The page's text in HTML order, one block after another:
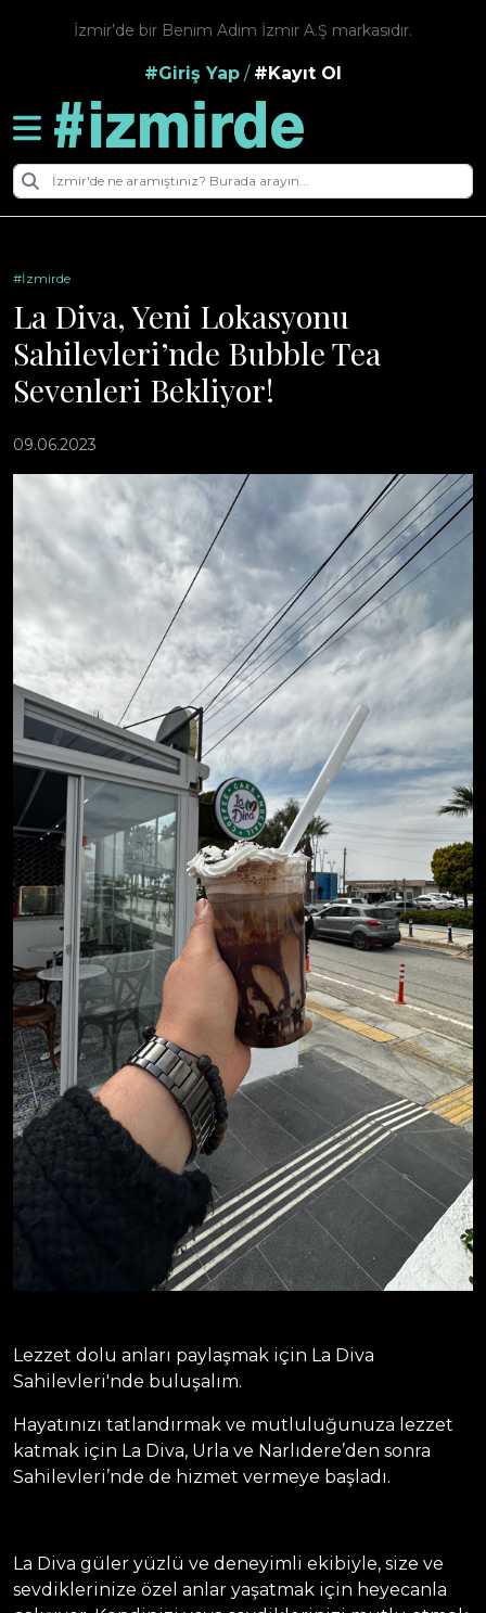
İzmir’de bir Benim Adım İzmir A.Ş markasıdır.
#Giriş Yap / #Kayıt Ol
#İzmirde
La Diva, Yeni Lokasyonu
Sahilevleri’nde Bubble Tea
Sevenleri Bekliyor!
09.06.2023
Lezzet dolu anları paylaşmak için La Diva
Sahilevleri'nde buluşalım.
Hayatınızı tatlandırmak ve mutluluğunuza lezzet
katmak için La Diva, Urla ve Narlıdere’den sonra
Sahilevleri’nde de hizmet vermeye başladı.
La Diva güler yüzlü ve deneyimli ekibiyle, size ve
sevdiklerinize özel anlar yaşatmak için heyecanla